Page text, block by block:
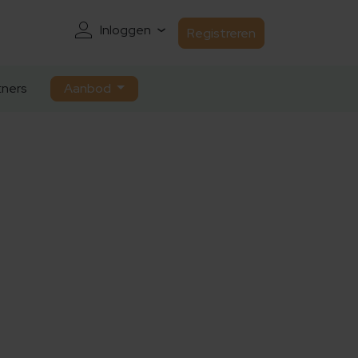
Inloggen Registreren
Aanbod